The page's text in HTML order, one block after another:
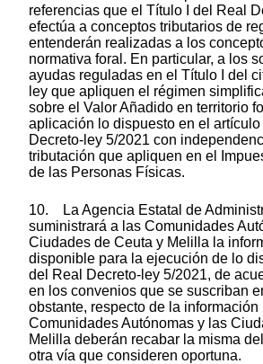
referencias que el Título I del Real
efectúa a conceptos tributarios de
entenderán realizadas a los
normativa foral. En particular, a los
ayudas reguladas en el Título I del
ley que apliquen el régimen
sobre el Valor Añadido en territorio
aplicación lo dispuesto en el artículo
Decreto-ley 5/2021 con
tributación que apliquen en el
de las Personas Físicas.
10. La Agencia Estatal de
suministrará a las Comunidades
Ciudades de Ceuta y Melilla la
disponible para la ejecución de lo
del Real Decreto-ley 5/2021, de
en los convenios que se suscriban
obstante, respecto de la
Comunidades Autónomas y las
Melilla deberán recabar la misma
otra vía que consideren oportuna.